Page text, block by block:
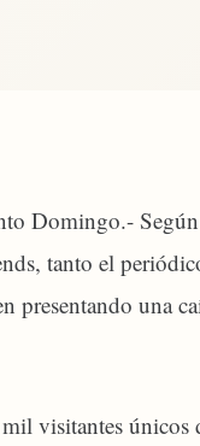
Domingo.-
tanto el
presentando una
visitantes únicos